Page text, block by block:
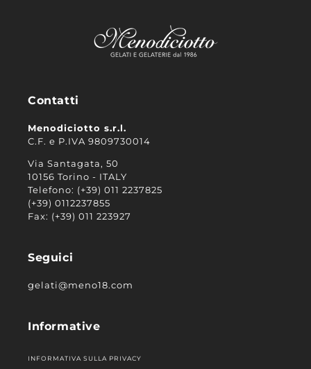
Contatti
Menodiciotto s.r.l.
C.F. e P.IVA 9809730014
Via Santagata, 50
10156 Torino - ITALY
Telefono: (+39) 011 2237825
(+39) 0112237855
Fax: (+39) 011 223927
Seguici
gelati@meno18.com
Informative
INFORMATIVA SULLA PRIVACY